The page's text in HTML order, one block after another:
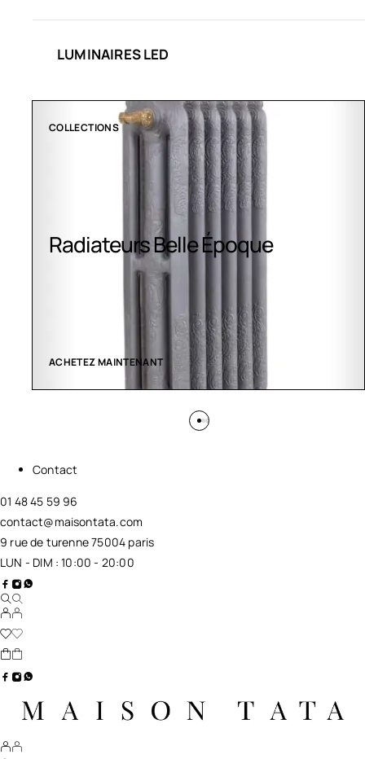
LUMINAIRES LED
COLLECTIONS
Radiateurs Belle Époque
ACHETEZ MAINTENANT
Contact
01 48 45 59 96
contact@maisontata.com
9 rue de turenne 75004 paris
LUN - DIM : 10:00 - 20:00